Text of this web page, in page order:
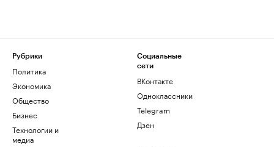
Рубрики
Политика
Экономика
Общество
Бизнес
Технологии и
медиа
Социальные
сети
ВКонтакте
Одноклассники
Telegram
Дзен